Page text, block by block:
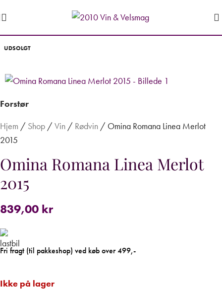
UDSOLGT
Forstør
Hjem / Shop / Vin / Rødvin / Omina Romana Linea Merlot
2015
Omina Romana Linea Merlot
2015
839,00 kr
Fri fragt (til pakkeshop) ved køb over 499,-
Ikke på lager